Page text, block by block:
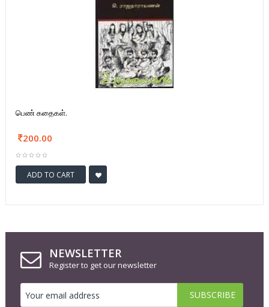
பெண் கதைகள்.
200.00
ADD TO CART
NEWSLETTER
Register to get our newsletter